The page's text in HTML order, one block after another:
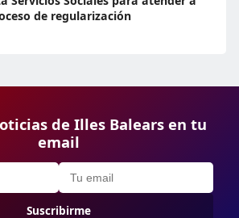
de regularización
de Illes Balears en tu
email
Suscribirme